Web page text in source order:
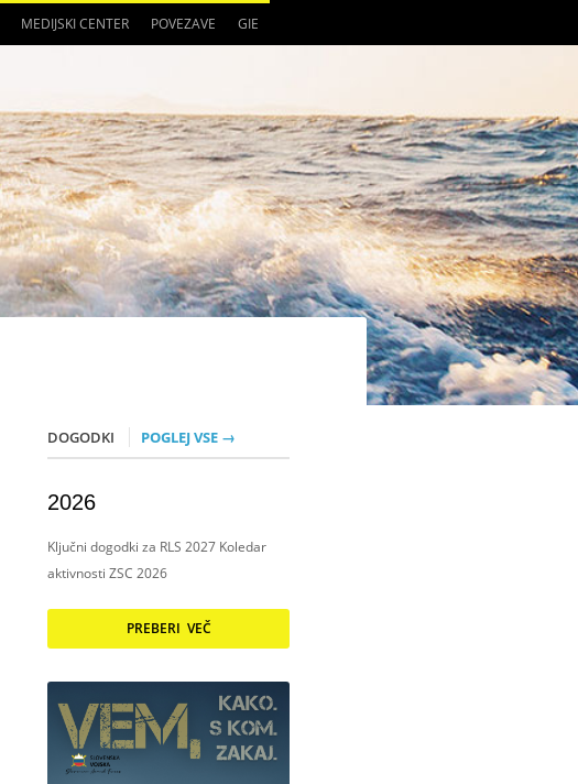
MEDIJSKI CENTER POVEZAVE GIE
DOGODKI POGLEJ VSE →
2026
Ključni dogodki za RLS 2027 Koledar
aktivnosti ZSC 2026
PREBERI VEČ